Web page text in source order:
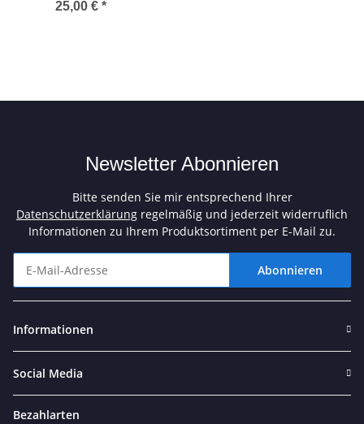
25,00 € *
Newsletter Abonnieren
Bitte senden Sie mir entsprechend Ihrer
Datenschutzerklärung regelmäßig und jederzeit widerruflich
Informationen zu Ihrem Produktsortiment per E-Mail zu.
Abonnieren
Informationen
Social Media
Bezahlarten